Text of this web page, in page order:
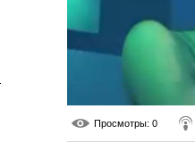
Просмотры: 0